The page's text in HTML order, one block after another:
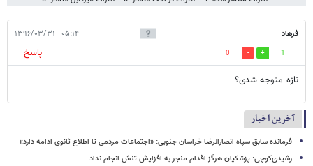
فرهاد ۰۵:۱۴ - ۱۳۹۶/۰۳/۳۱
1
0
پاسخ
تازه متوجه شدی؟
آخرین اخبار
فرمانده سابق سپاه انصارالرضا خراسان جنوبی: «اجتماعات مردمی تا اطلاع ثانوی ادامه دارد»
رشیدی‌کوچی: پزشکیان هرگز اقدام منجر به افزایش تنش انجام نداد